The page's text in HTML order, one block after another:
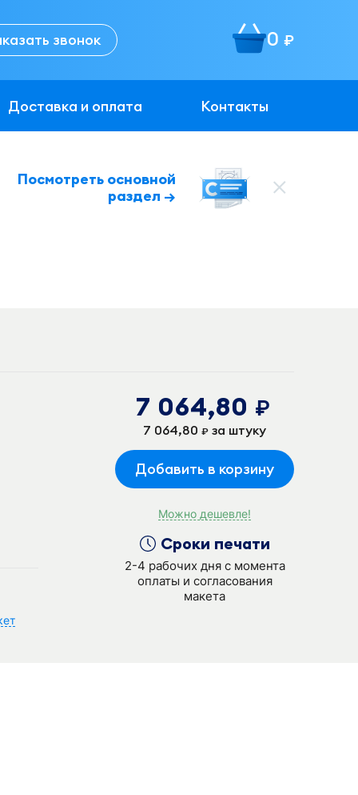
звонок 0 руб.
Доставка и оплата Контакты
Посмотреть основной
раздел →
7 064,80 руб.
7 064,80 руб. за штуку
Добавить в корзину
Можно дешевле!
Сроки печати
2-4 рабочих дня с момента
оплаты и согласования
макета